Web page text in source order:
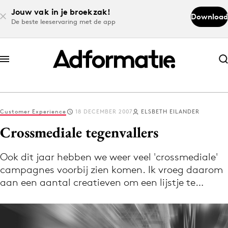
Jouw vak in je broekzak!
De beste leeservaring met de app
Download
Abonneer nu
Abonneer nu
Log in
Download de app
Volg het laatste nieuws via de Adformatie
Nieuws app
Customer Experience 18 DECEMBER 2007 ELSBETH EILANDER
Crossmediale tegenvallers
Ook dit jaar hebben we weer veel 'crossmediale'
campagnes voorbij zien komen. Ik vroeg daarom
aan een aantal creatieven om een lijstje te…